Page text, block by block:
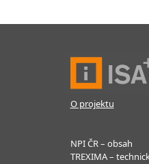
O projektu
NPI ČR – obsah
TREXIMA –